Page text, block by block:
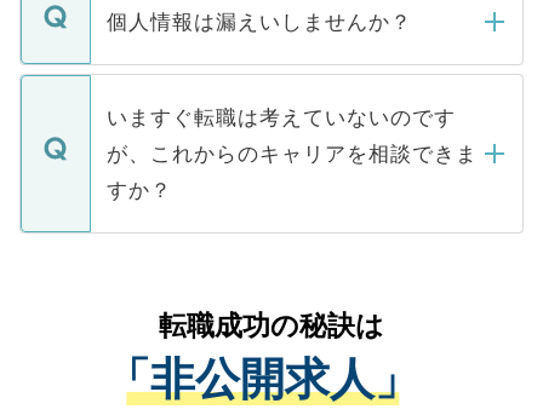
■応募殺到を避けるため 人気のある医療機
関を公にしてしまうと、応募が殺到する場
に、医療機関が求める条件に合った人材の
みを人材紹介会社に依頼するケースが増え
ています。
ん。また、仮に応募先から内定をいただい
定を承諾する必要はありません。内定先へ
の辞退の連絡はキャリアパートナーが行い
個人情報は漏えいしませんか？
個人情報が漏えいすることはありませんの
で、ご安心ください。当サイトからの登録
などで収集したご登録者様の個人情報は、
ご本人のキャリアアップおよび転職活動の
支援を目的に使用いたします。お預かりし
ているすべての個人データはご本人の許可
は、個人情報の取り扱いについての厳密な
管理基準を満たした事業者のみに付与され
る、プライバシーマークを取得済みです。
いますぐ転職は考えていないのです
が、これからのキャリアを相談できま
すか？
かがいして、現在の医療機関の状況や紹介
経験をまじえながら、適切なアドバイスを
させていただきます。すぐにご転職をされ
ない方には、長期的なサポートが可能です
転職成功の秘訣は
「非公開求人」